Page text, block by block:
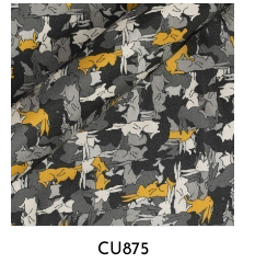
CU875